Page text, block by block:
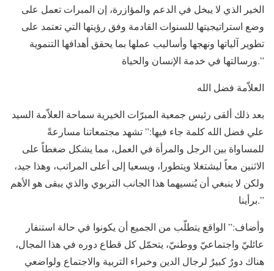
الخير الذي لا يبخل في الدعم والمؤازرة، إن المبرات تعمل على
وضع استراتيجيتها للسنوات القادمة وفق رؤيتها التي تعتمد على
تطوير آلياتها ونهجها وأساليب عملها بما يحقق أهدافها التنموية
ورسالتها في خدمة الإنسان والحياة.”
العلاّمة فضل الله
بعد ذلك ألقى رئيس جمعية المبرّات الخيرية سماحة العلاّمة السيد
علي فضل الله كلمة جاء فيها:” تشهد مجتمعاتنا مسارعةً
للمساواة بين الرجل والمرأة في العمل، مما يشكل ضغطاً على
الاثنين معاً ليشتغلا ويتطورا، ويسعيا إلى أعلى المراتب، وهذا جيد،
ولكن لا ينبغي أن يُنسيهما هذا الجانب التربوي والذي يبقى هو الأهم
برأينا.”
وأضاف:” الواقع يتطلّب من الجميع أن يكونوا في حالة استنفار
عائليّ واجتماعيّ ووطنيّ، يتحمّل كل قطاع دوره في هذا المجال،
هناك دورٌ كبيرٌ لرجال الدين وخبراء التربية والاجتماع ولواضعي